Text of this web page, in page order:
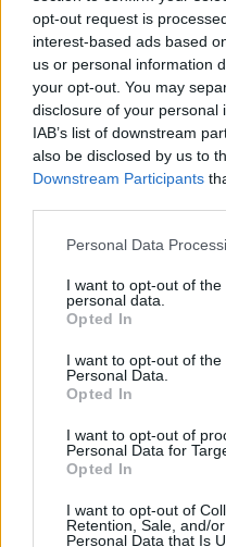
opt-out request is
interest-based ads based
us or personal information
your opt-out. You may
disclosure of your personal
IAB’s list of downstream
also be disclosed by us to
Downstream Participants
Personal Data
I want to opt-out of
personal data.
Opted In
I want to opt-out of the
Personal Data.
Opted In
I want to opt-out of
Personal Data for
Opted In
I want to opt-out of
Retention, Sale, and/
Personal Data that Is
2.
Team
4 000
3.
Team
2 000
4.
Team
1 500
T1
600 000 $